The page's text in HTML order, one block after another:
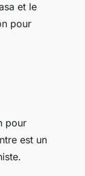
et le
pour
pour
est un